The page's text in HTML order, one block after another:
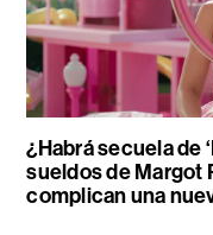
¿Habrá secuela de
sueldos de Margot
complican una